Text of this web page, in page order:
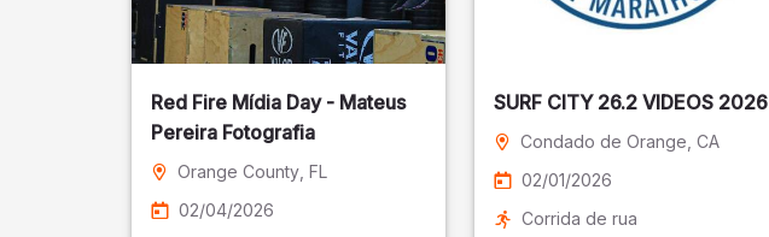
Red Fire Mídia Day - Mateus
Pereira Fotografia
Orange County , FL
02/04/2026
SURF CITY 26.2 VIDEOS 2026
Condado de Orange , CA
02/01/2026
Corrida de rua